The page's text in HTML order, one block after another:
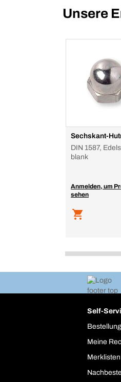
Unsere
Sechskant-
DIN 1587,
blank
Anmelden, um
sehen
Self-
Meine
Merklisten